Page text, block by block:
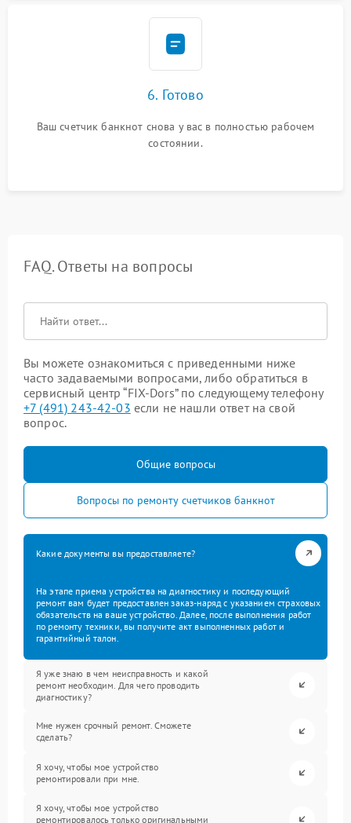
6. Готово
Ваш счетчик банкнот снова у вас в полностью рабочем
состоянии.
FAQ. Ответы на вопросы
Вы можете ознакомиться с приведенными ниже
часто задаваемыми вопросами, либо обратиться в
сервисный центр “FIX-Dors” по следующему телефону
+7 (491) 243-42-03 если не нашли ответ на свой
вопрос.
Общие вопросы
Вопросы по ремонту счетчиков банкнот
Какие документы вы предоставляете?
На этапе приема устройства на диагностику и последующий
ремонт вам будет предоставлен заказ-наряд с указанием страховых
обязательств на ваше устройство. Далее, после выполнения работ
по ремонту техники, вы получите акт выполненных работ и
гарантийный талон.
Я уже знаю в чем неисправность и какой
ремонт необходим. Для чего проводить
диагностику?
Мне нужен срочный ремонт. Сможете
сделать?
Я хочу, чтобы мое устройство
ремонтировали при мне.
Я хочу, чтобы мое устройство
ремонтировалось только оригинальными